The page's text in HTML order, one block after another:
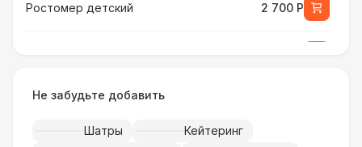
Ростомер детский 2 700 Р
Музыкальное сопровождение
Не забудьте добавить
Шатры
Кейтеринг